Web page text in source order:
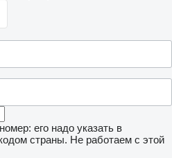
его надо указать в
страны. Не работаем с этой